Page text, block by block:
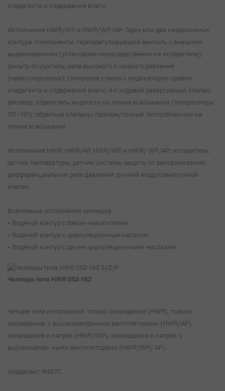
хладагента и содержания влаги.
Исполнение HWR/WP и HWR/WP/AP: Один или два независимых
контура. Компоненты: терморегулирующий вентиль с внешним
выравниванием (установлен непосредственно на испарителе);
фильтр-осушитель; реле высокого и низкого давления
(нерегулируемые); смотровое стекло с индикатором уровня
хладагента и содержания влаги; 4-х ходовой реверсивный клапан;
ресивер; отделитель жидкости на линии всасывания (типоразмеры
101- 131); обратные клапаны; промежуточный теплообменник на
линии всасывания.
Исполнение HWR, HWR/AP, HWR/WP и HWR/ WP/AP: испаритель;
датчик температуры; датчик системы защиты от замораживания;
дифференциальное реле давления; ручной воздуховыпускной
клапан.
Возможные исполнения чиллеров:
• Водяной контур с баком-накопителем.
• Водяной контур с циркуляционным насосом.
• Водяной контур с двумя циркуляционными насосами.
Чиллеры типа HWR 052-162
Четыре типа исполнения: только охлаждение (HWR), только
охлаждение, с высоконапорными вентиляторами (HWR/AP),
охлаждение и нагрев (HWR/WP), охлаждение и нагрев, с
высоконапор- ными вентиляторами (HWR/WP/ AP).
Хладагент: R407C.